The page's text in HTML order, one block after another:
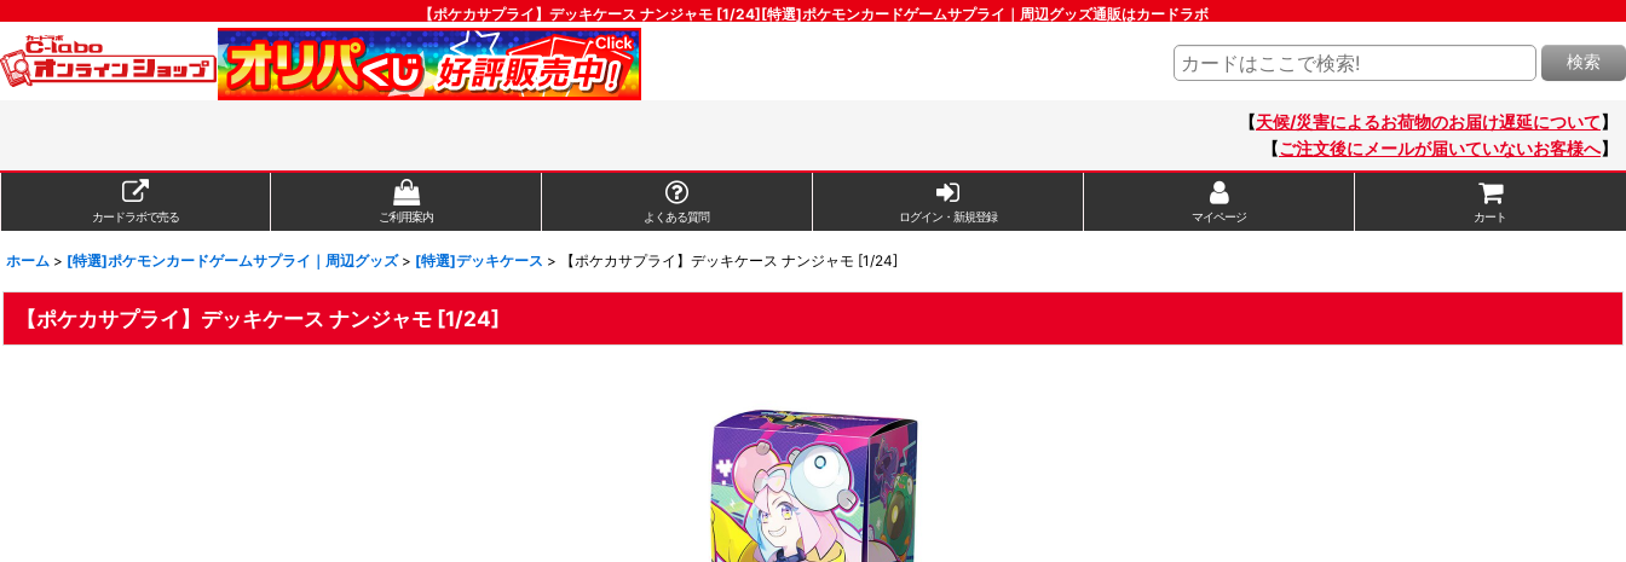
【ポケカサプライ】デッキケース ナンジャモ [1/24][特選]ポケモンカードゲームサプライ｜周辺グッズ通販はカードラボ
検索
【天候/災害によるお荷物のお届け遅延について】
【ご注文後にメールが届いていないお客様へ】
カードラボで売る ご利用案内 よくある質問 ログイン・新規登録 マイページ カート
ホーム > [特選]ポケモンカードゲームサプライ｜周辺グッズ > [特選]デッキケース > 【ポケカサプライ】デッキケース ナンジャモ [1/24]
【ポケカサプライ】デッキケース ナンジャモ [1/24]